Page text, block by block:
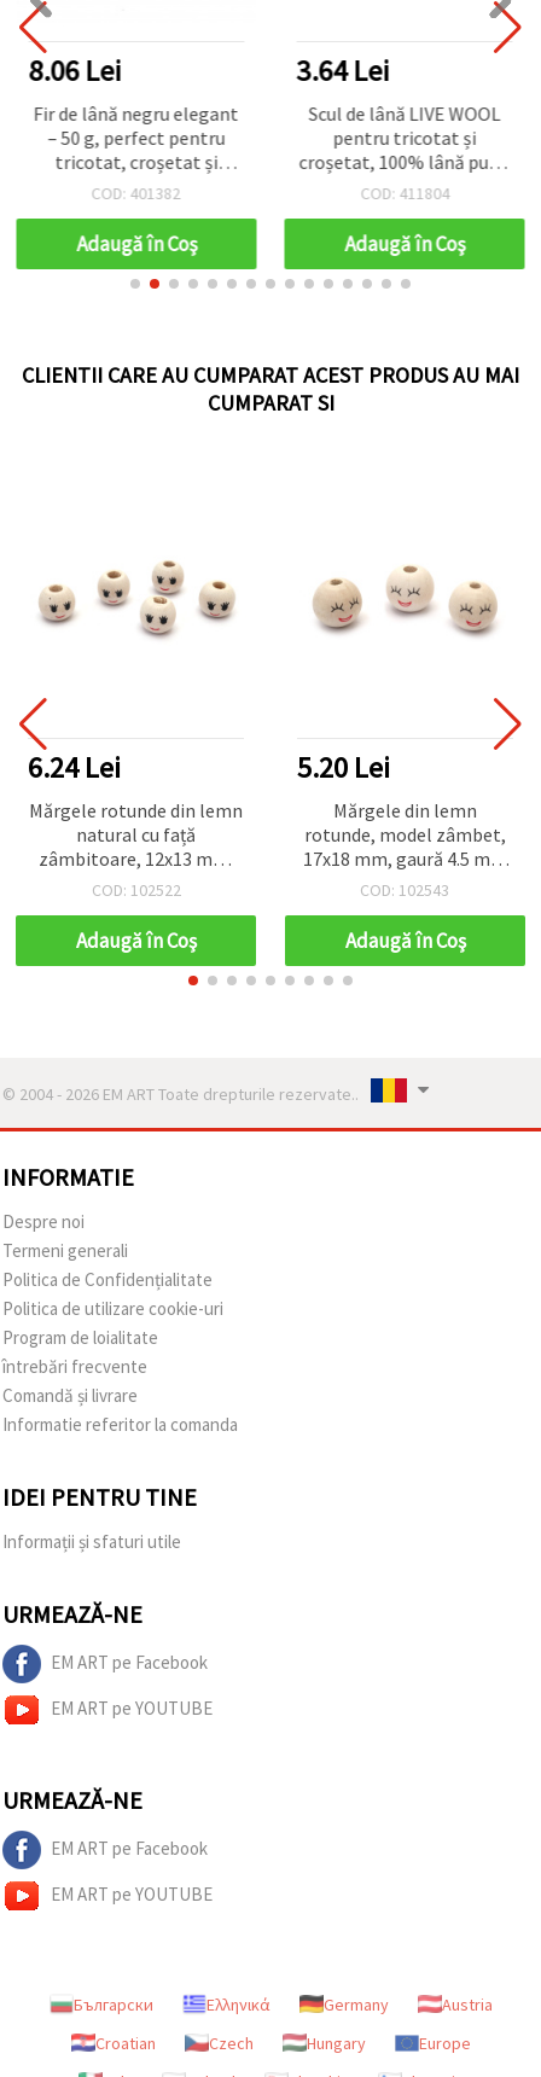
8.06 Lei
Fir de lână negru elegant
– 50 g, perfect pentru
tricotat, croșetat și
proiecte DIY
COD: 401382
Adaugă în Coş
3.64 Lei
Scul de lână LIVE WOOL
pentru tricotat și
croșetat, 100% lână pură,
roșu - 25 grame
COD: 411804
Adaugă în Coş
CLIENTII CARE AU CUMPARAT ACEST PRODUS AU MAI
CUMPARAT SI
6.24 Lei
Mărgele rotunde din lemn
natural cu față
zâmbitoare, 12x13 mm,
gaură 4 mm culoare lemn
COD: 102522
Adaugă în Coş
5.20 Lei
Mărgele din lemn
rotunde, model zâmbet,
17x18 mm, gaură 4.5 mm
culoare lemn natur - set
COD: 102543
Adaugă în Coş
© 2004 - 2026 EM ART Toate drepturile rezervate..
INFORMATIE
Despre noi
Termeni generali
Politica de Confidențialitate
Politica de utilizare cookie-uri
Program de loialitate
întrebări frecvente
Comandă și livrare
Informatie referitor la comanda
IDEI PENTRU TINE
Informații și sfaturi utile
URMEAZĂ-NE
EM ART pe Facebook
EM ART pe YOUTUBE
URMEAZĂ-NE
EM ART pe Facebook
EM ART pe YOUTUBE
Български Ελληνικά Germany
Austria
Croatian
Czech Hungary
Europe